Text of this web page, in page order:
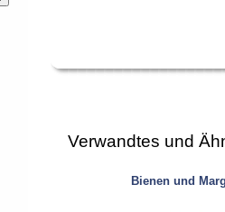
Verwandtes und
Bienen und